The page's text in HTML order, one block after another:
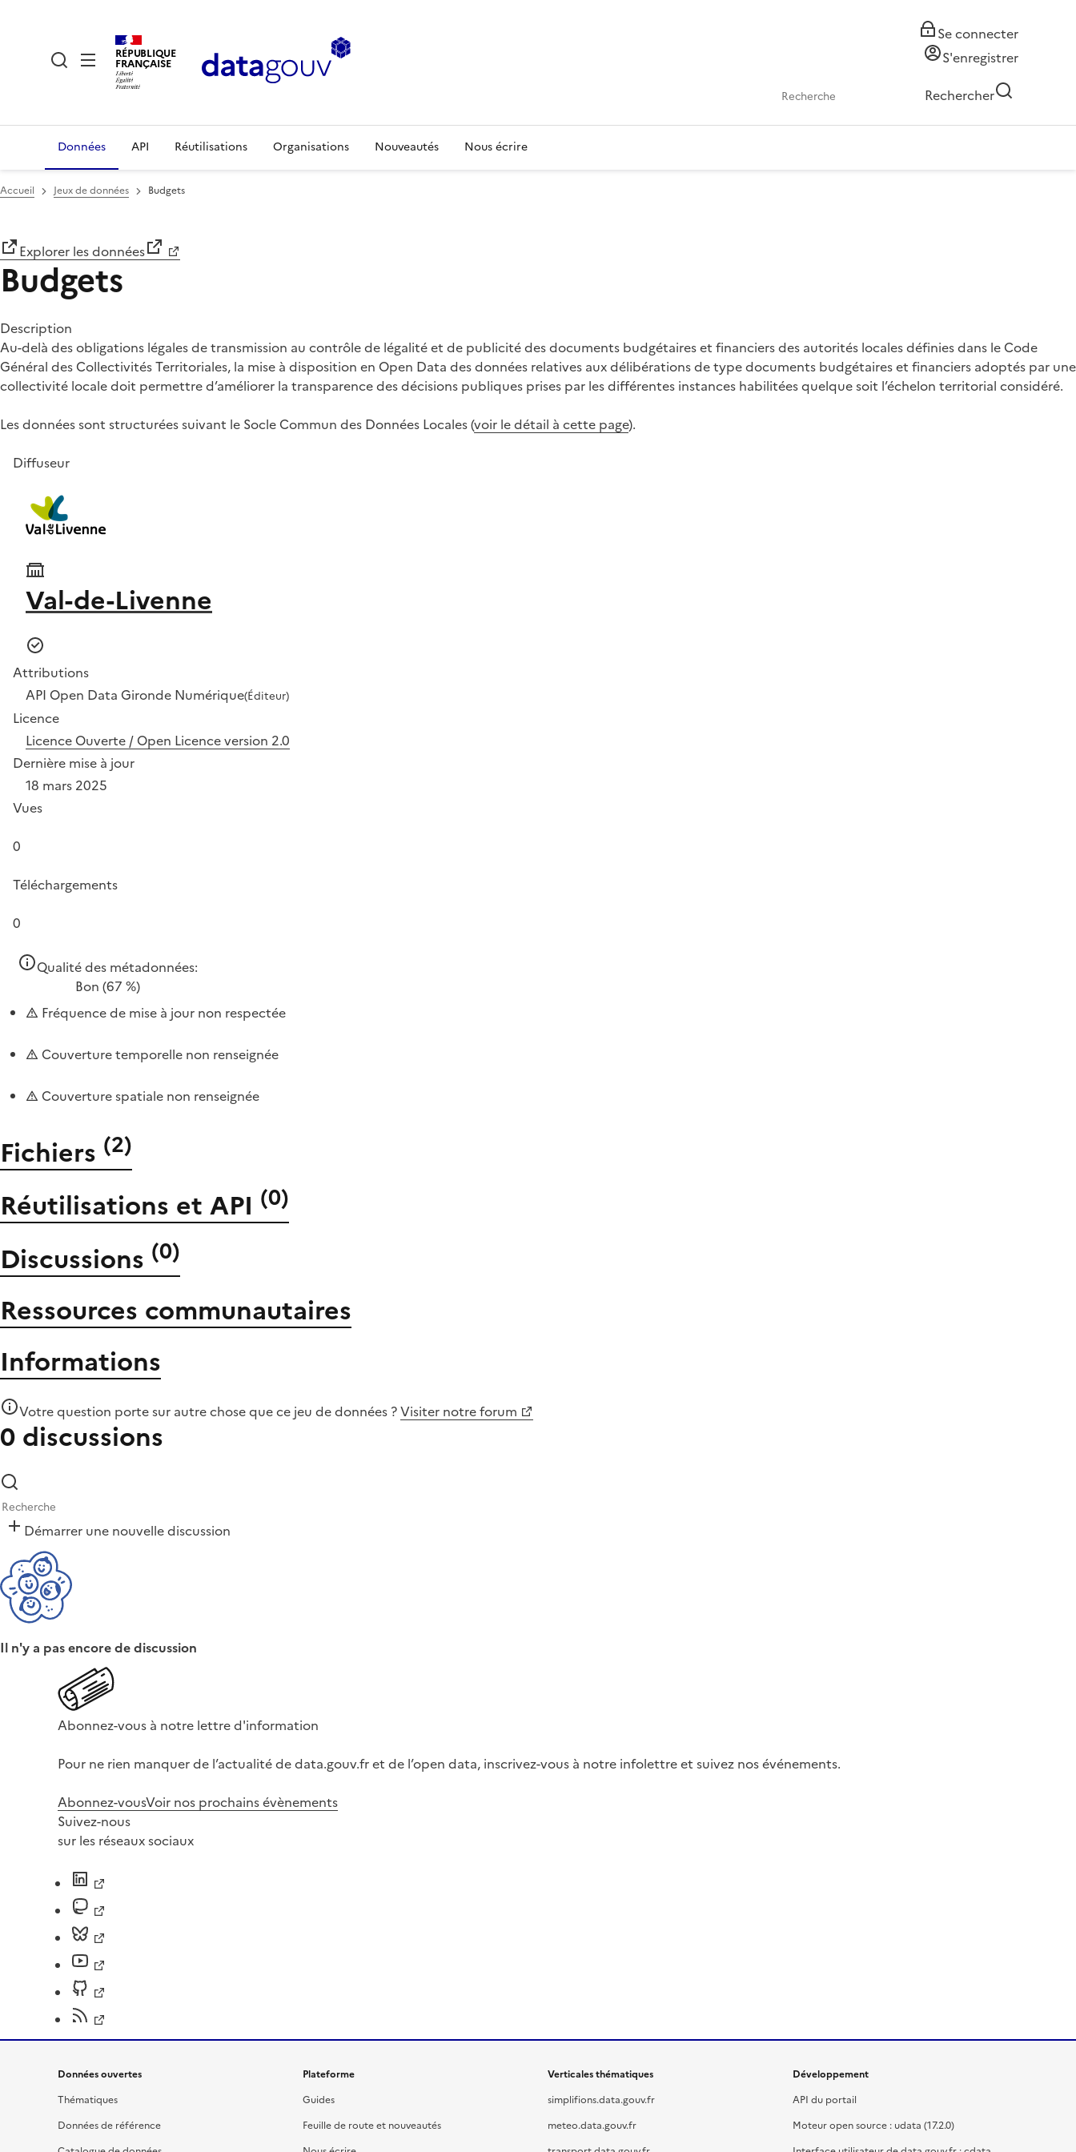
RÉPUBLIQUE
FRANÇAISE
Se connecter
S'enregistrer
Rechercher
Données API Réutilisations Organisations Nouveautés Nous écrire
Accueil Jeux de données Budgets
Explorer les données
Budgets
Description
Au-delà des obligations légales de transmission au contrôle de légalité et de publicité des documents budgétaires et financiers des autorités locales définies dans le Code
Général des Collectivités Territoriales, la mise à disposition en Open Data des données relatives aux délibérations de type documents budgétaires et financiers adoptés par une
collectivité locale doit permettre d’améliorer la transparence des décisions publiques prises par les différentes instances habilitées quelque soit l’échelon territorial considéré.
Les données sont structurées suivant le Socle Commun des Données Locales (voir le détail à cette page).
Diffuseur
Val-de-Livenne
Attributions
API Open Data Gironde Numérique(Éditeur)
Licence
Licence Ouverte / Open Licence version 2.0
Dernière mise à jour
18 mars 2025
Vues
0
Téléchargements
0
Qualité des métadonnées:
Bon (67 %)
Fréquence de mise à jour non respectée
Couverture temporelle non renseignée
Couverture spatiale non renseignée
Fichiers (2)
Réutilisations et API (0)
Discussions (0)
Ressources communautaires
Informations
Votre question porte sur autre chose quece jeu de données ?Visiter notre forum
0 discussions
Démarrer une nouvelle discussion
Il n'y a pas encore de discussion
Abonnez-vous à notre lettre d'information
Pour ne rien manquer de l’actualité de data.gouv.fr et de l’open data, inscrivez-vous à notre infolettre et suivez nos événements.
Abonnez-vousVoir nos prochains évènements
Suivez-nous
sur les réseaux sociaux
Données ouvertes
Thématiques
Données de référence
Plateforme
Guides
Feuille de route et nouveautés
Verticales thématiques
simplifions.data.gouv.fr
meteo.data.gouv.fr
Développement
API du portail
Moteur open source : udata (17.2.0)